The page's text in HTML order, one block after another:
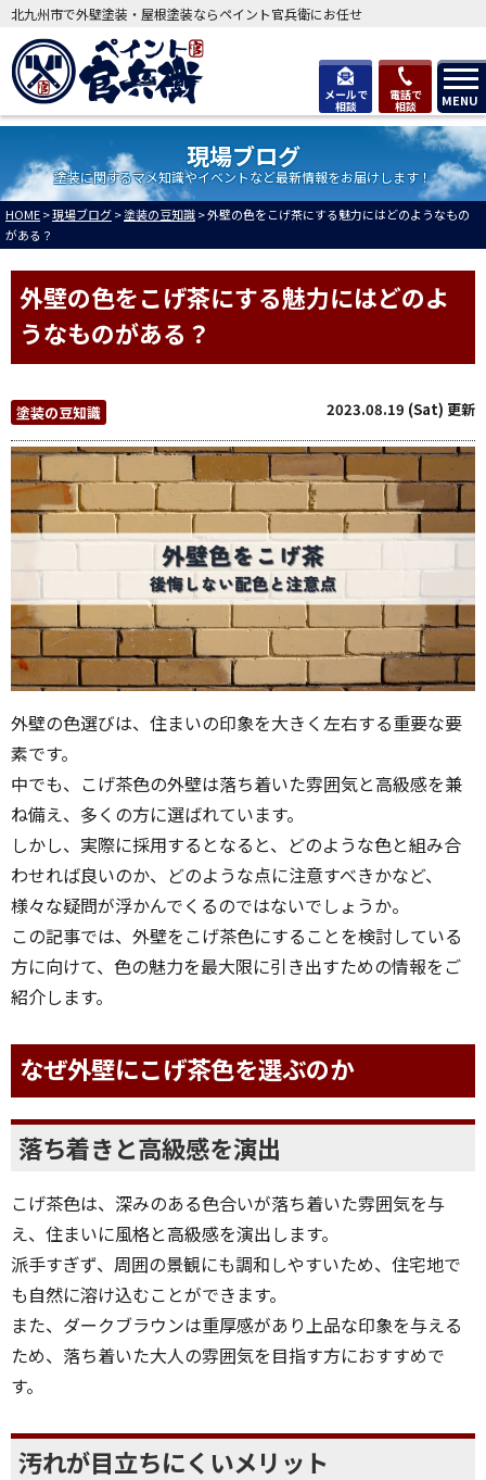
メールで
相談
電話で
相談 MENU
北九州市で外壁塗装・屋根塗装ならペイント官兵衛にお任せ
現場ブログ
塗装に関するマメ知識やイベントなど最新情報をお届けします！
HOME>現場ブログ>塗装の豆知識>外壁の色をこげ茶にする魅力にはどのようなもの
がある？
外壁の色をこげ茶にする魅力にはどのよ
うなものがある？
塗装の豆知識 2023.08.19 (Sat) 更新
外壁の色選びは、住まいの印象を大きく左右する重要な要
素です。
中でも、こげ茶色の外壁は落ち着いた雰囲気と高級感を兼
ね備え、多くの方に選ばれています。
しかし、実際に採用するとなると、どのような色と組み合
わせれば良いのか、どのような点に注意すべきかなど、
様々な疑問が浮かんでくるのではないでしょうか。
この記事では、外壁をこげ茶色にすることを検討している
方に向けて、色の魅力を最大限に引き出すための情報をご
紹介します。
なぜ外壁にこげ茶色を選ぶのか
落ち着きと高級感を演出
こげ茶色は、深みのある色合いが落ち着いた雰囲気を与
え、住まいに風格と高級感を演出します。
派手すぎず、周囲の景観にも調和しやすいため、住宅地で
も自然に溶け込むことができます。
また、ダークブラウンは重厚感があり上品な印象を与える
ため、落ち着いた大人の雰囲気を目指す方におすすめで
す。
汚れが目立ちにくいメリット